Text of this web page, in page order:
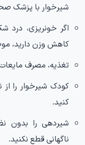
شیرخوار با پزشک
اگر خونریزی،
کاهش وزن دارید،
تغذیه، مصرف
کودک شیرخوار را
کنید.
شیردهی را بدون
ناگهانی قطع نکنید.